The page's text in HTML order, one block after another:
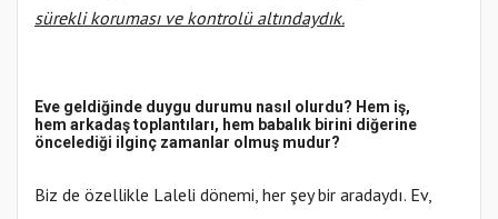
sürekli koruması ve kontrolü altındaydık.
Eve geldiğinde duygu durumu nasıl olurdu? Hem iş,
hem arkadaş toplantıları, hem babalık birini diğerine
öncelediği ilginç zamanlar olmuş mudur?
Biz de özellikle Laleli dönemi, her şey bir aradaydı. Ev,